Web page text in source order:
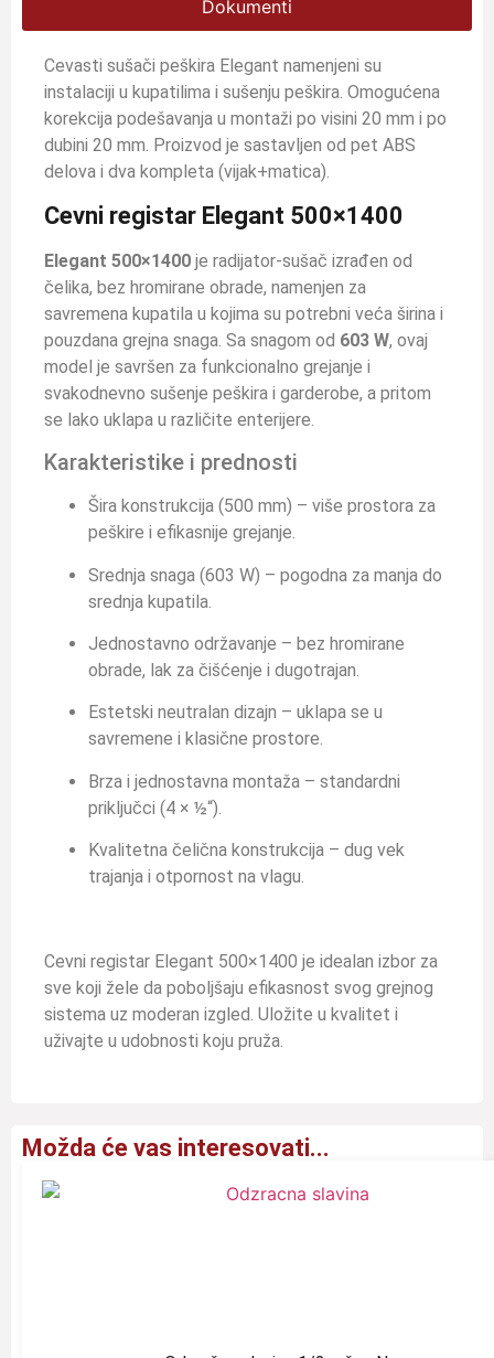
Dokumenti
Cevasti sušači peškira Elegant namenjeni su
instalaciji u kupatilima i sušenju peškira. Omogućena
korekcija podešavanja u montaži po visini 20 mm i po
dubini 20 mm. Proizvod je sastavljen od pet ABS
delova i dva kompleta (vijak+matica).
Cevni registar Elegant 500×1400
Elegant 500×1400 je radijator-sušač izrađen od
čelika, bez hromirane obrade, namenjen za
savremena kupatila u kojima su potrebni veća širina i
pouzdana grejna snaga. Sa snagom od 603 W, ovaj
model je savršen za funkcionalno grejanje i
svakodnevno sušenje peškira i garderobe, a pritom
se lako uklapa u različite enterijere.
Karakteristike i prednosti
Šira konstrukcija (500 mm) – više prostora za
peškire i efikasnije grejanje.
Srednja snaga (603 W) – pogodna za manja do
srednja kupatila.
Jednostavno održavanje – bez hromirane
obrade, lak za čišćenje i dugotrajan.
Estetski neutralan dizajn – uklapa se u
savremene i klasične prostore.
Brza i jednostavna montaža – standardni
priključci (4 × ½“).
Kvalitetna čelična konstrukcija – dug vek
trajanja i otpornost na vlagu.
Cevni registar Elegant 500×1400 je idealan izbor za
sve koji žele da poboljšaju efikasnost svog grejnog
sistema uz moderan izgled. Uložite u kvalitet i
uživajte u udobnosti koju pruža.
Možda će vas interesovati...